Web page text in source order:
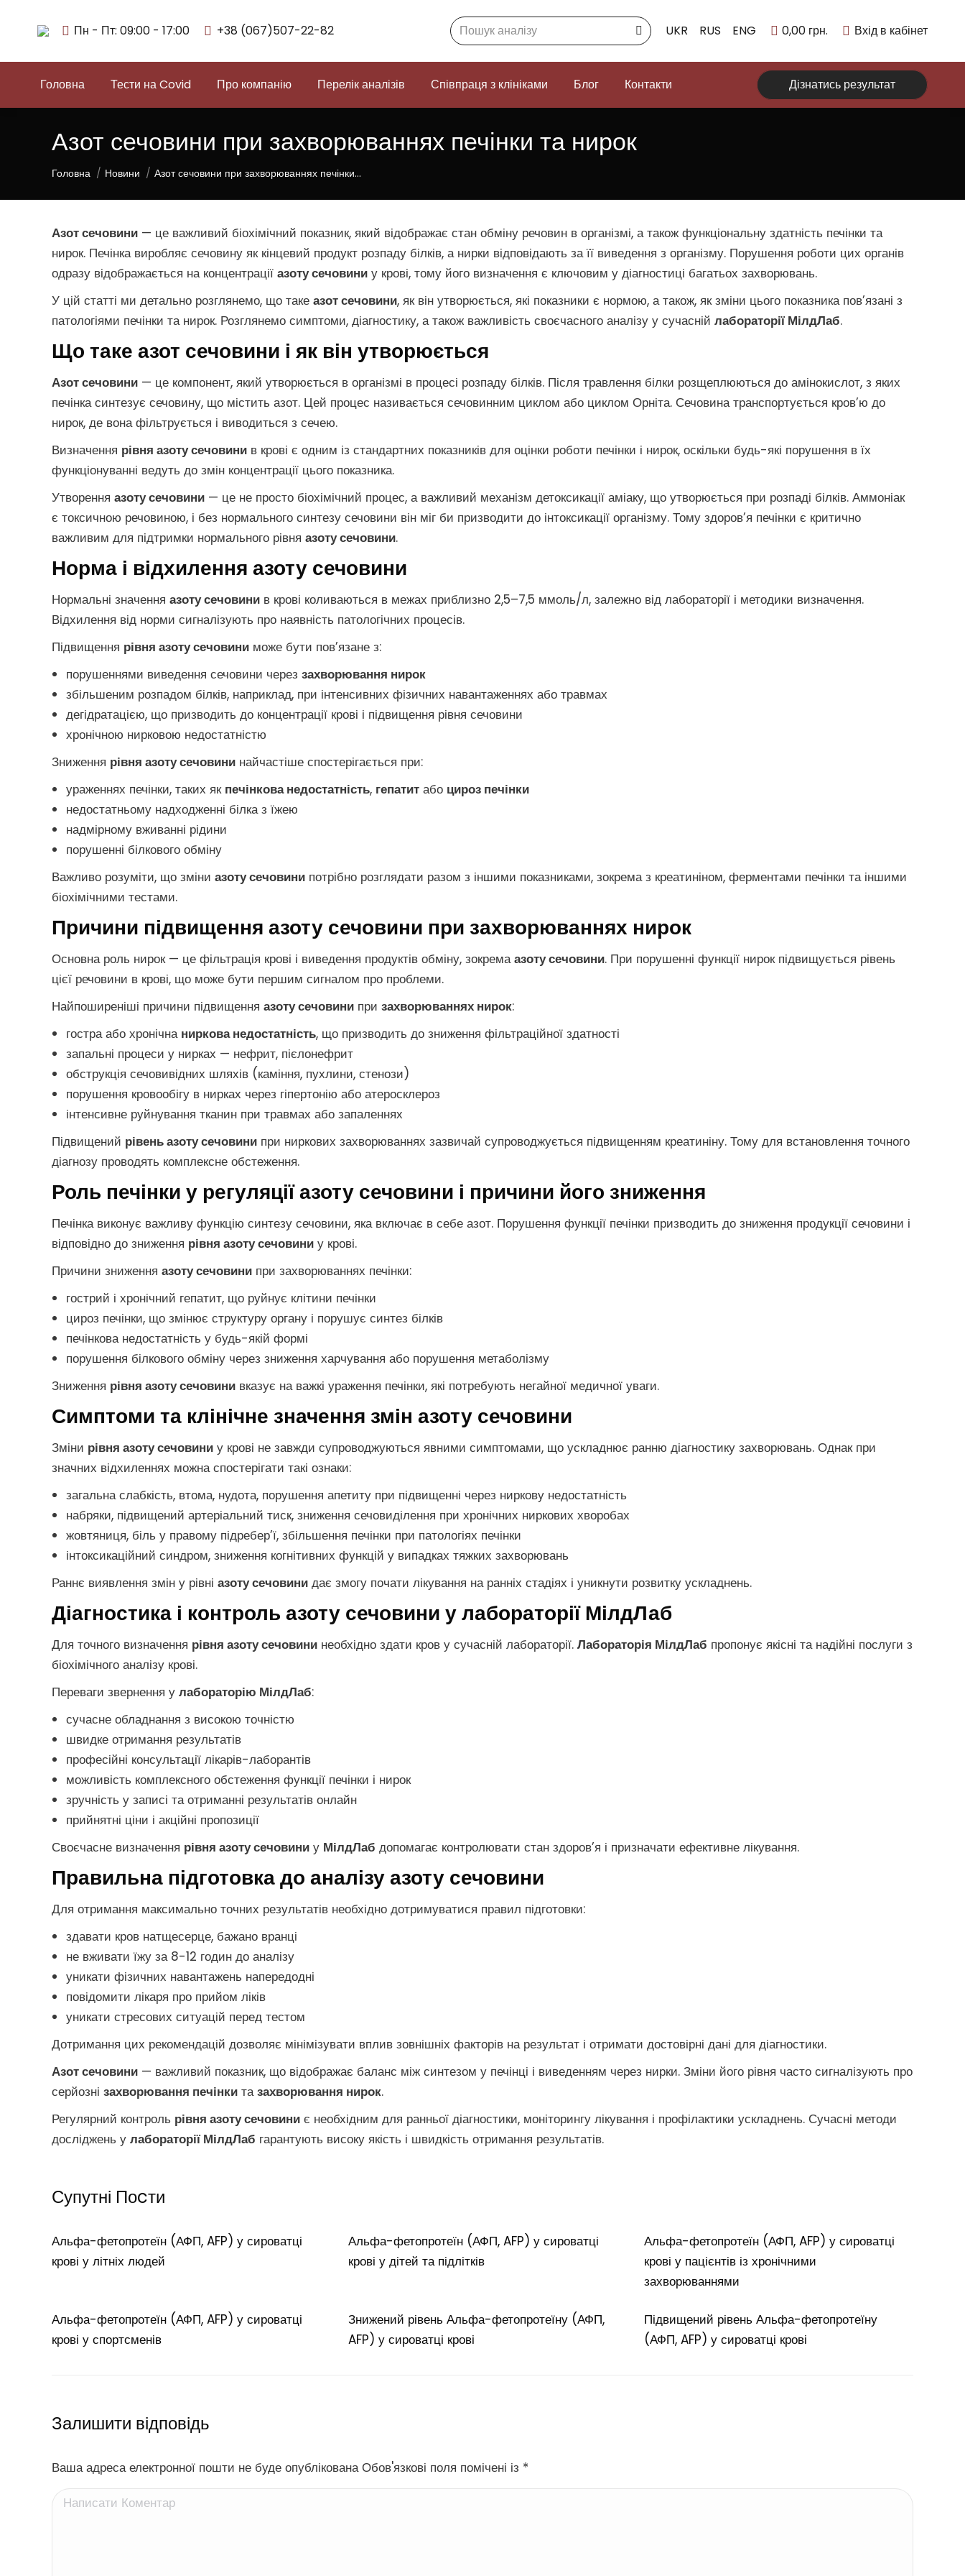
Пн - Пт: 09:00 - 17:00 +38 (067)507-22-82 Search: UKR RUS ENG 0,00 грн. Вхід в кабінет
Головна Тести на Covid Про компанію Перелік аналізів Співпраця з клініками Блог Контакти Дізнатись результат
Азот сечовини при захворюваннях печінки та нирок
You are here:
Головна Новини Азот сечовини при захворюваннях печінки…
Азот сечовини — це важливий біохімічний показник, який відображає стан обміну речовин в організмі, а також функціональну здатність печінки та
нирок. Печінка виробляє сечовину як кінцевий продукт розпаду білків, а нирки відповідають за її виведення з організму. Порушення роботи цих органів
одразу відображається на концентрації азоту сечовини у крові, тому його визначення є ключовим у діагностиці багатьох захворювань.
У цій статті ми детально розглянемо, що таке азот сечовини, як він утворюється, які показники є нормою, а також, як зміни цього показника пов’язані з
патологіями печінки та нирок. Розглянемо симптоми, діагностику, а також важливість своєчасного аналізу у сучасній лабораторії МілдЛаб.
Що таке азот сечовини і як він утворюється
Азот сечовини — це компонент, який утворюється в організмі в процесі розпаду білків. Після травлення білки розщеплюються до амінокислот, з яких
печінка синтезує сечовину, що містить азот. Цей процес називається сечовинним циклом або циклом Орніта. Сечовина транспортується кров’ю до
нирок, де вона фільтрується і виводиться з сечею.
Визначення рівня азоту сечовини в крові є одним із стандартних показників для оцінки роботи печінки і нирок, оскільки будь-які порушення в їх
функціонуванні ведуть до змін концентрації цього показника.
Утворення азоту сечовини — це не просто біохімічний процес, а важливий механізм детоксикації аміаку, що утворюється при розпаді білків. Аммоніак
є токсичною речовиною, і без нормального синтезу сечовини він міг би призводити до інтоксикації організму. Тому здоров’я печінки є критично
важливим для підтримки нормального рівня азоту сечовини.
Норма і відхилення азоту сечовини
Нормальні значення азоту сечовини в крові коливаються в межах приблизно 2,5–7,5 ммоль/л, залежно від лабораторії і методики визначення.
Відхилення від норми сигналізують про наявність патологічних процесів.
Підвищення рівня азоту сечовини може бути пов’язане з:
порушеннями виведення сечовини через захворювання нирок
збільшеним розпадом білків, наприклад, при інтенсивних фізичних навантаженнях або травмах
дегідратацією, що призводить до концентрації крові і підвищення рівня сечовини
хронічною нирковою недостатністю
Зниження рівня азоту сечовини найчастіше спостерігається при:
ураженнях печінки, таких як печінкова недостатність, гепатит або цироз печінки
недостатньому надходженні білка з їжею
надмірному вживанні рідини
порушенні білкового обміну
Важливо розуміти, що зміни азоту сечовини потрібно розглядати разом з іншими показниками, зокрема з креатиніном, ферментами печінки та іншими
біохімічними тестами.
Причини підвищення азоту сечовини при захворюваннях нирок
Основна роль нирок — це фільтрація крові і виведення продуктів обміну, зокремаазоту сечовини. При порушенні функції нирок підвищується рівень
цієї речовини в крові, що може бути першим сигналом про проблеми.
Найпоширеніші причини підвищення азоту сечовини при захворюваннях нирок:
гостра або хронічна ниркова недостатність, що призводить до зниження фільтраційної здатності
запальні процеси у нирках — нефрит, пієлонефрит
обструкція сечовивідних шляхів (каміння, пухлини, стенози)
порушення кровообігу в нирках через гіпертонію або атеросклероз
інтенсивне руйнування тканин при травмах або запаленнях
Підвищений рівень азоту сечовини при ниркових захворюваннях зазвичай супроводжується підвищенням креатиніну. Тому для встановлення точного
діагнозу проводять комплексне обстеження.
Роль печінки у регуляції азоту сечовини і причини його зниження
Печінка виконує важливу функцію синтезу сечовини, яка включає в себе азот. Порушення функції печінки призводить до зниження продукції сечовини і
відповідно до зниження рівня азоту сечовини у крові.
Причини зниження азоту сечовини при захворюваннях печінки:
гострий і хронічний гепатит, що руйнує клітини печінки
цироз печінки, що змінює структуру органу і порушує синтез білків
печінкова недостатність у будь-якій формі
порушення білкового обміну через зниження харчування або порушення метаболізму
Зниження рівня азоту сечовини вказує на важкі ураження печінки, які потребують негайної медичної уваги.
Симптоми та клінічне значення змін азоту сечовини
Зміни рівня азоту сечовини у крові не завжди супроводжуються явними симптомами, що ускладнює ранню діагностику захворювань. Однак при
значних відхиленнях можна спостерігати такі ознаки:
загальна слабкість, втома, нудота, порушення апетиту при підвищенні через ниркову недостатність
набряки, підвищений артеріальний тиск, зниження сечовиділення при хронічних ниркових хворобах
жовтяниця, біль у правому підребер’ї, збільшення печінки при патологіях печінки
інтоксикаційний синдром, зниження когнітивних функцій у випадках тяжких захворювань
Раннє виявлення змін у рівні азоту сечовини дає змогу почати лікування на ранніх стадіях і уникнути розвитку ускладнень.
Діагностика і контроль азоту сечовини у лабораторії МілдЛаб
Для точного визначення рівня азоту сечовини необхідно здати кров у сучасній лабораторії. Лабораторія МілдЛаб пропонує якісні та надійні послуги з
біохімічного аналізу крові.
Переваги звернення у лабораторію МілдЛаб:
сучасне обладнання з високою точністю
швидке отримання результатів
професійні консультації лікарів-лаборантів
можливість комплексного обстеження функції печінки і нирок
зручність у записі та отриманні результатів онлайн
прийнятні ціни і акційні пропозиції
Своєчасне визначення рівня азоту сечовини у МілдЛаб допомагає контролювати стан здоров’я і призначати ефективне лікування.
Правильна підготовка до аналізу азоту сечовини
Для отримання максимально точних результатів необхідно дотримуватися правил підготовки:
здавати кров натщесерце, бажано вранці
не вживати їжу за 8-12 годин до аналізу
уникати фізичних навантажень напередодні
повідомити лікаря про прийом ліків
уникати стресових ситуацій перед тестом
Дотримання цих рекомендацій дозволяє мінімізувати вплив зовнішніх факторів на результат і отримати достовірні дані для діагностики.
Азот сечовини — важливий показник, що відображає баланс між синтезом у печінці і виведенням через нирки. Зміни його рівня часто сигналізують про
серйозні захворювання печінки тазахворювання нирок.
Регулярний контроль рівня азоту сечовини є необхідним для ранньої діагностики, моніторингу лікування і профілактики ускладнень. Сучасні методи
досліджень у лабораторії МілдЛаб гарантують високу якість і швидкість отримання результатів.
Супутні Поcти
Альфа-фетопротеїн (АФП, AFP) у сироватці
крові у літніх людей
Альфа-фетопротеїн (АФП, AFP) у сироватці
крові у дітей та підлітків
Альфа-фетопротеїн (АФП, AFP) у сироватці
крові у пацієнтів із хронічними
захворюваннями
Альфа-фетопротеїн (АФП, AFP) у сироватці
крові у спортсменів
Знижений рівень Альфа-фетопротеїну (АФП,
AFP) у сироватці крові
Підвищений рівень Альфа-фетопротеїну
(АФП, AFP) у сироватці крові
Залишити відповідь
Ваша адреса електронної пошти не буде опублікована Обов'язкові поля помічені із *
Написати Коментар